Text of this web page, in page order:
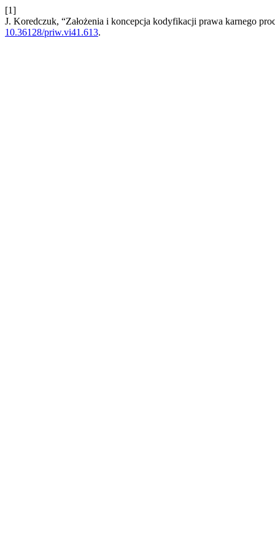
[1]
J. Koredczuk, “Założenia i koncepcja kodyfikacji prawa karnego
10.36128/priw.vi41.613.